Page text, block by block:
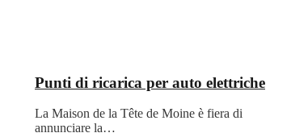
Punti di ricarica per auto elettriche
La Maison de la Tête de Moine è fiera di
annunciare la…